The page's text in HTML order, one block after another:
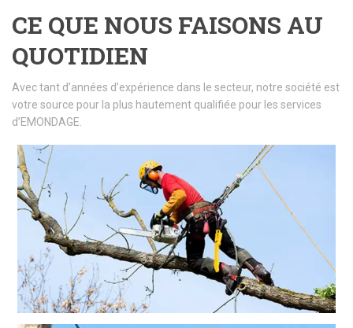
CE QUE NOUS FAISONS AU
QUOTIDIEN
Avec tant d’années d’expérience dans le secteur, notre société est
votre source pour la plus hautement qualifiée pour les services
d’EMONDAGE.